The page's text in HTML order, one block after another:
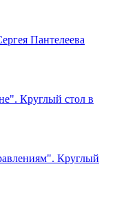
Пантелеева
Круглый стол в
Круглый